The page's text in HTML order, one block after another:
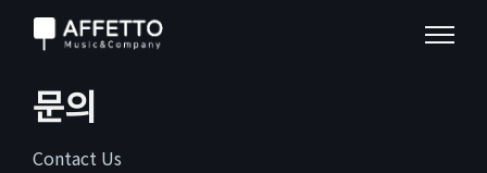
문의
Contact Us